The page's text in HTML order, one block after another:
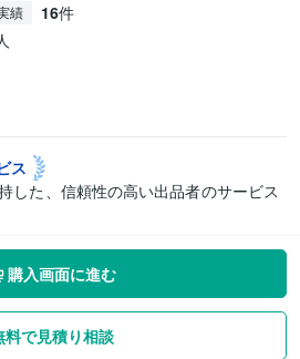
績 16件
ス
した、信頼性の高い出品者のサービス
購入画面に進む
料で見積り相談